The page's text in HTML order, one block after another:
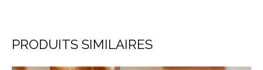
PRODUITS SIMILAIRES